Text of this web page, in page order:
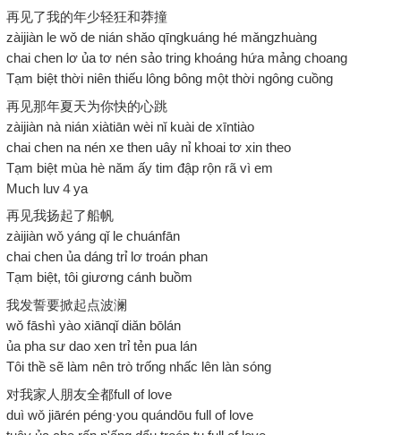
再见了我的年少轻狂和莽撞
zàijiàn le wǒ de nián shǎo qīngkuáng hé mǎngzhuàng
chai chen lơ ủa tơ nén sảo tring khoáng hứa mảng choang
Tạm biệt thời niên thiếu lông bông một thời ngông cuồng
再见那年夏天为你快的心跳
zàijiàn nà nián xiàtiān wèi nǐ kuài de xīntiào
chai chen na nén xe then uây nỉ khoai tơ xin theo
Tạm biệt mùa hè năm ấy tim đập rộn rã vì em
Much luv４ya
再见我扬起了船帆
zàijiàn wǒ yáng qǐ le chuánfān
chai chen ủa dáng trỉ lơ troán phan
Tạm biệt, tôi giương cánh buồm
我发誓要掀起点波澜
wǒ fāshì yào xiānqǐ diǎn bōlán
ủa pha sư dao xen trỉ tẻn pua lán
Tôi thề sẽ làm nên trò trống nhấc lên làn sóng
对我家人朋友全都full of love
duì wǒ jiārén péng·you quándōu full of love